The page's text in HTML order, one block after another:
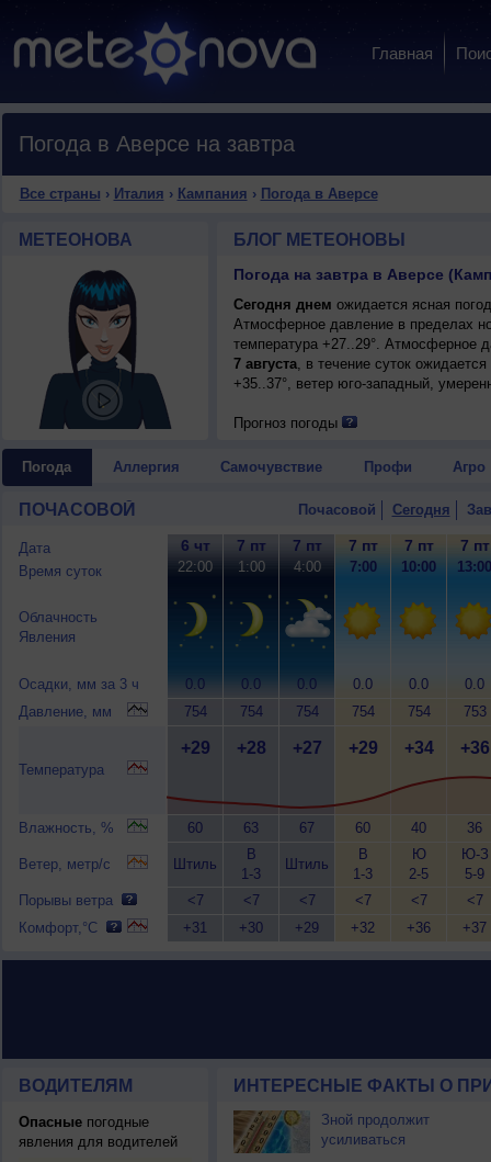
Главная
Погода в Аверсе на завтра
Все страны › Италия › Кампания › Погода в Аверсе
МЕТЕОНОВА БЛОГ МЕТЕОНОВЫ
Погода на завтра в Аверсе
Сегодня днем ожидается ясная
Атмосферное давление в пределах
температура +27..29°. Атмосферное
7 августа, в течение суток
+35..37°, ветер юго-западный,
Прогноз погоды
Погода Аллергия Самочувствие Профи Агро
ПОЧАСОВОЙ Почасовой Сегодня
Дата
Время суток
Облачность
Явления
Осадки, мм за 3 ч
Давление, мм
Температура
Влажность, %
Ветер, метр/с
Порывы ветра
Комфорт,°C
6 чт
22:00
0.0
754
+29
60
Штиль
<7
+31
7 пт
1:00
0.0
754
+28
63
В
1-3
<7
+30
7 пт
4:00
0.0
754
+27
67
Штиль
<7
+29
7 пт
7:00
0.0
754
+29
60
В
1-3
<7
+32
7 пт
10:00
0.0
754
+34
40
Ю
2-5
<7
+36
7 пт
13:00
0.0
753
+36
36
Ю-З
5-9
<7
+37
ВОДИТЕЛЯМ
Опасныепогодные
явления для водителей
ИНТЕРЕСНЫЕ ФАКТЫ О
Зной продолжит
усиливаться